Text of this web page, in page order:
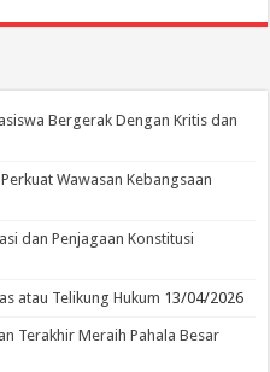
Bergerak Dengan Kritis dan
Wawasan Kebangsaan
dan Penjagaan Konstitusi
atau Telikung Hukum 13/04/2026
Terakhir Meraih Pahala Besar